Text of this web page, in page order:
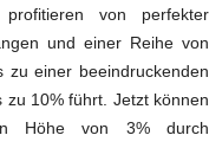
von perfekter
und einer Reihe von
zu einer beeindruckenden
zu 10% führt. Jetzt können
in Höhe von 3% durch